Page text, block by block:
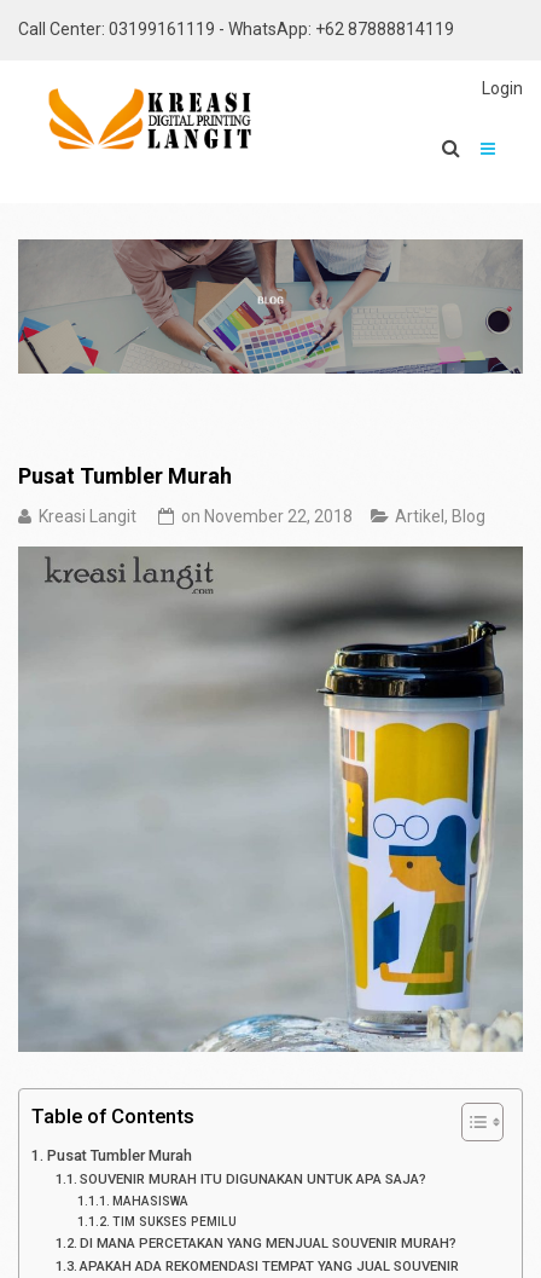
Call Center: 03199161119 - WhatsApp: +62 87888814119
Login
Pusat Tumbler Murah
Kreasi Langit on November 22, 2018 Artikel , Blog
Table of Contents
Pusat Tumbler Murah
SOUVENIR MURAH ITU DIGUNAKAN UNTUK APA SAJA?
MAHASISWA
TIM SUKSES PEMILU
DI MANA PERCETAKAN YANG MENJUAL SOUVENIR MURAH?
APAKAH ADA REKOMENDASI TEMPAT YANG JUAL SOUVENIR